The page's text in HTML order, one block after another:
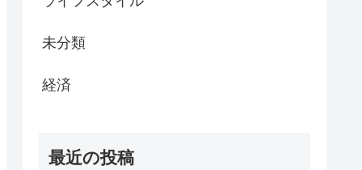
未分類
経済
最近の投稿